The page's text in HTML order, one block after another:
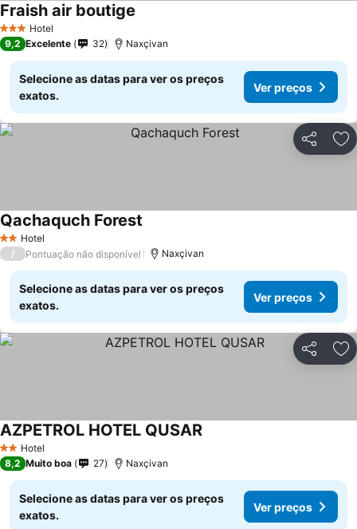
3 EstrelasHotel
Fraish air boutige
9,2 Excelente 32 Naxçivan
Selecione as datas para ver os preços
exatos.
Ver preços
Partilhar
2 Estrelas
Hotel
Qachaquch Forest
/ Pontuação não disponível Naxçivan
Selecione as datas para ver os preços
exatos.
Ver preços
Partilhar
2 Estrelas
Hotel
AZPETROL HOTEL QUSARVer preços
8,2 Muito boa 27 Naxçivan
Selecione as datas para ver os preços
exatos.
Ver preços